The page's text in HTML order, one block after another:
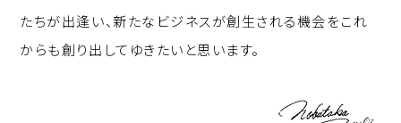
たちが出逢い、新たなビジネスが創生される機会をこれ
からも創り出してゆきたいと思います。